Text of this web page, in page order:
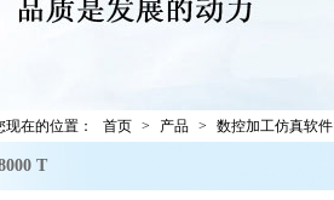
现在的位置： 首页 > 产品 > 数控加工仿真软件
T